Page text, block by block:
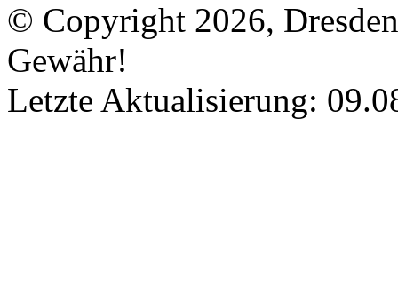
© Copyright 2026,
Gewähr!
Letzte Aktualisierung: